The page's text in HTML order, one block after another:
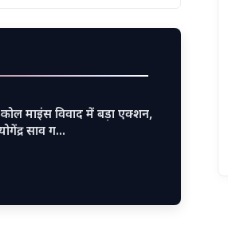
कोल माइंस विवाद में बड़ा एक्शन,
साव ग…